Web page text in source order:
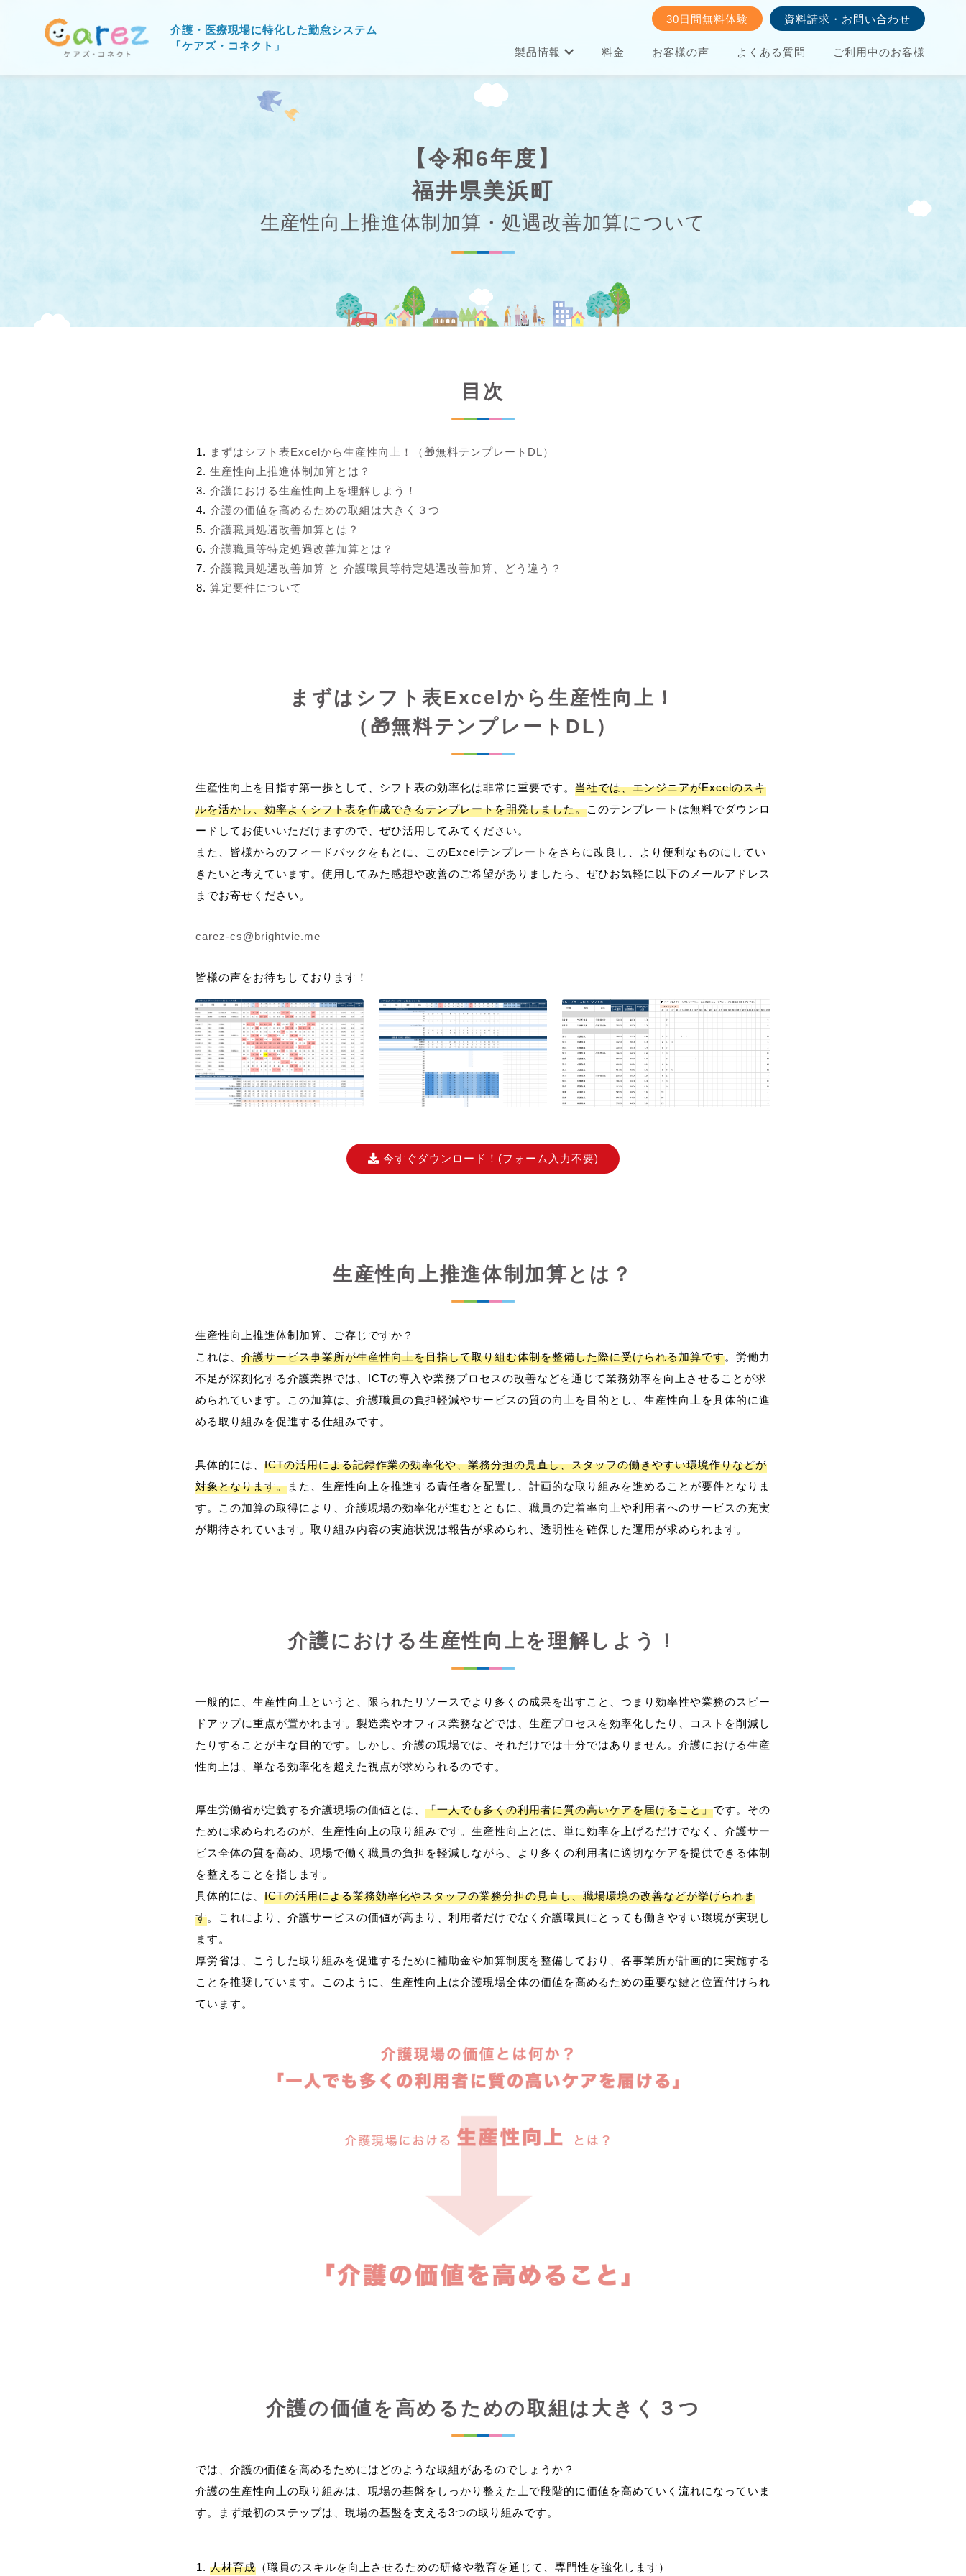
介護・医療現場に特化した勤怠システム
「ケアズ・コネクト」
製品情報 料金 お客様の声 よくある質問 ご利用中のお客様
30日間無料体験 資料請求・お問い合わせ
【令和6年度】
福井県美浜町
生産性向上推進体制加算・処遇改善加算について
目次
まずはシフト表Excelから生産性向上！（🎁無料テンプレートDL）
生産性向上推進体制加算とは？
介護における生産性向上を理解しよう！
介護の価値を高めるための取組は大きく３つ
介護職員処遇改善加算とは？
介護職員等特定処遇改善加算とは？
介護職員処遇改善加算 と 介護職員等特定処遇改善加算、どう違う？
算定要件について
まずはシフト表Excelから生産性向上！
（🎁無料テンプレートDL）
生産性向上を目指す第一歩として、シフト表の効率化は非常に重要です。 当社では、エンジニアがExcelのスキ
ルを活かし、効率よくシフト表を作成できるテンプレートを開発しました。このテンプレートは無料でダウンロ
ードしてお使いいただけますので、ぜひ活用してみてください。
また、皆様からのフィードバックをもとに、このExcelテンプレートをさらに改良し、より便利なものにしてい
きたいと考えています。使用してみた感想や改善のご希望がありましたら、ぜひお気軽に以下のメールアドレス
までお寄せください。
carez-cs@brightvie.me
皆様の声をお待ちしております！
今すぐダウンロード！ (フォーム入力不要)
生産性向上推進体制加算とは？
生産性向上推進体制加算、ご存じですか？
これは、 介護サービス事業所が生産性向上を目指して取り組む体制を整備した際に受けられる加算です。労働力
不足が深刻化する介護業界では、ICTの導入や業務プロセスの改善などを通じて業務効率を向上させることが求
められています。この加算は、介護職員の負担軽減やサービスの質の向上を目的とし、生産性向上を具体的に進
める取り組みを促進する仕組みです。
具体的には、 ICTの活用による記録作業の効率化や、業務分担の見直し、スタッフの働きやすい環境作りなどが
対象となります。また、生産性向上を推進する責任者を配置し、計画的な取り組みを進めることが要件となりま
す。この加算の取得により、介護現場の効率化が進むとともに、職員の定着率向上や利用者へのサービスの充実
介護における生産性向上を理解しよう！
一般的に、生産性向上というと、限られたリソースでより多くの成果を出すこと、つまり効率性や業務のスピー
ドアップに重点が置かれます。製造業やオフィス業務などでは、生産プロセスを効率化したり、コストを削減し
たりすることが主な目的です。しかし、介護の現場では、それだけでは十分ではありません。介護における生産
性向上は、単なる効率化を超えた視点が求められるのです。
厚生労働省が定義する介護現場の価値とは、 「一人でも多くの利用者に質の高いケアを届けること」です。その
ために求められるのが、生産性向上の取り組みです。生産性向上とは、単に効率を上げるだけでなく、介護サー
ビス全体の質を高め、現場で働く職員の負担を軽減しながら、より多くの利用者に適切なケアを提供できる体制
を整えることを指します。
具体的には、 ICTの活用による業務効率化やスタッフの業務分担の見直し、職場環境の改善などが挙げられま
す。これにより、介護サービスの価値が高まり、利用者だけでなく介護職員にとっても働きやすい環境が実現し
ます。
厚労省は、こうした取り組みを促進するために補助金や加算制度を整備しており、各事業所が計画的に実施する
ことを推奨しています。このように、生産性向上は介護現場全体の価値を高めるための重要な鍵と位置付けられ
介護の価値を高めるための取組は大きく３つ
では、介護の価値を高めるためにはどのような取組があるのでしょうか？
介護の生産性向上の取り組みは、現場の基盤をしっかり整えた上で段階的に価値を高めていく流れになっていま
人材育成 （職員のスキルを向上させるための研修や教育を通じて、専門性を強化します）